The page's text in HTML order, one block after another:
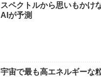
スペクトルから思いもかけ
AIが予測
宇宙で最も高エネルギーな